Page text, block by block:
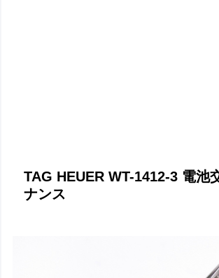
TAG HEUER WT-1412-3 電池
ナンス